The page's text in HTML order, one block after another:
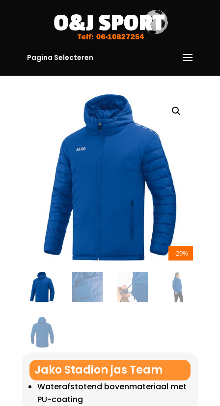
Pagina Selecteren
-29%
Jako Stadion jas Team
Waterafstotend bovenmateriaal met
PU-coating